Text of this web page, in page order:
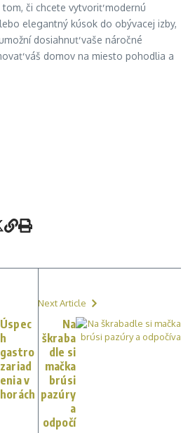
či chcete vytvoriť modernú
elegantný kúsok do obývacej izby,
dosiahnuť vaše náročné
váš domov na miesto pohodlia a
Úspec
h
gastro
zariad
enia v
horách
Next Article
Na
škraba
dle si
mačka
brúsi
pazúry
a
odpočí